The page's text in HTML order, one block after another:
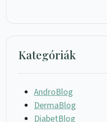
Kategóriák
AndroBlog
DermaBlog
DiabetBlog